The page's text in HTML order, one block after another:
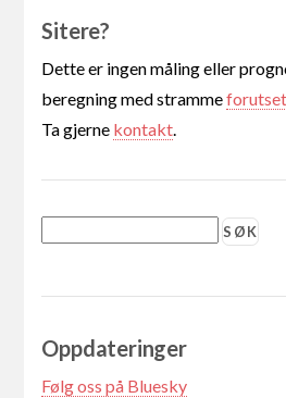
Sitere?
Dette er ingen måling eller
beregning med stramme
Ta gjerne kontakt.
Oppdateringer
Følg oss på Bluesky